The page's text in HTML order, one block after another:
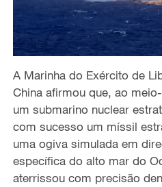
A Marinha do Exército de
China afirmou que, ao
um submarino nuclear
com sucesso um míssil
uma ogiva simulada em
específica do alto mar do
aterrissou com precisão